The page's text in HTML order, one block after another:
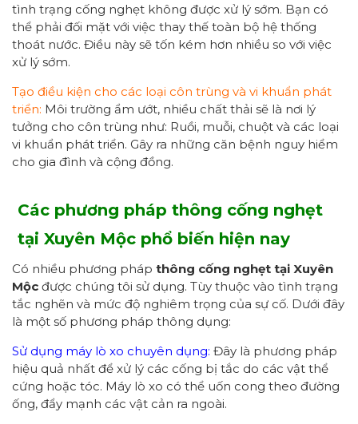
tình trạng cống nghẹt không được xử lý sớm. Bạn có
thể phải đối mặt với việc thay thế toàn bộ hệ thống
thoát nước. Điều này sẽ tốn kém hơn nhiều so với việc
xử lý sớm.
Tạo điều kiện cho các loại côn trùng và vi khuẩn phát
triển: Môi trường ẩm ướt, nhiều chất thải sẽ là nơi lý
tưởng cho côn trùng như: Ruồi, muỗi, chuột và các loại
vi khuẩn phát triển. Gây ra những căn bệnh nguy hiểm
cho gia đình và cộng đồng.
Các phương pháp thông cống nghẹt
tại Xuyên Mộc phổ biến hiện nay
Có nhiều phương pháp thông cống nghẹt tại Xuyên
Mộc được chúng tôi sử dụng. Tùy thuộc vào tình trạng
tắc nghẽn và mức độ nghiêm trọng của sự cố. Dưới đây
là một số phương pháp thông dụng:
Sử dụng máy lò xo chuyên dụng: Đây là phương pháp
hiệu quả nhất để xử lý các cống bị tắc do các vật thể
cứng hoặc tóc. Máy lò xo có thể uốn cong theo đường
ống, đẩy mạnh các vật cản ra ngoài.